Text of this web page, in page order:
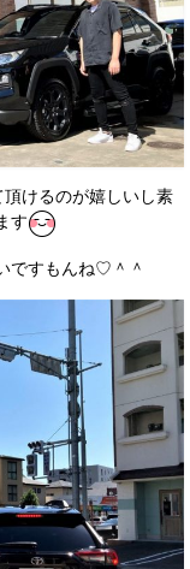
けるのが嬉しいし素
す
ですもんね♡＾＾